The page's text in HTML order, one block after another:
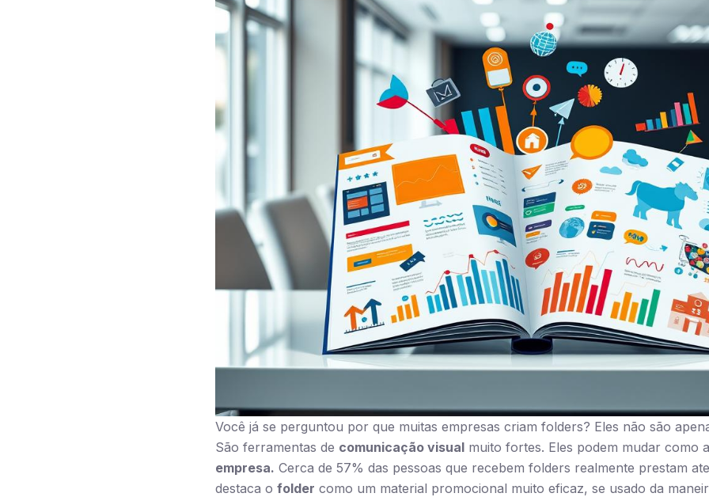
Você já se perguntou por que muitas empresas criam folders? Eles não são
São ferramentas de comunicação visual muito fortes. Eles podem mudar como
empresa. Cerca de 57% das pessoas que recebem folders realmente prestam
destaca o folder como um material promocional muito eficaz, se usado da